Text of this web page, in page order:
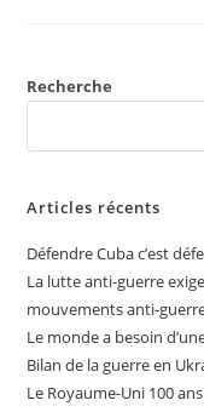
Recherche
Articles récents
Défendre Cuba c’est
La lutte anti-guerre
mouvements anti-
Le monde a besoin
Bilan de la guerre en
Le Royaume-Uni 100